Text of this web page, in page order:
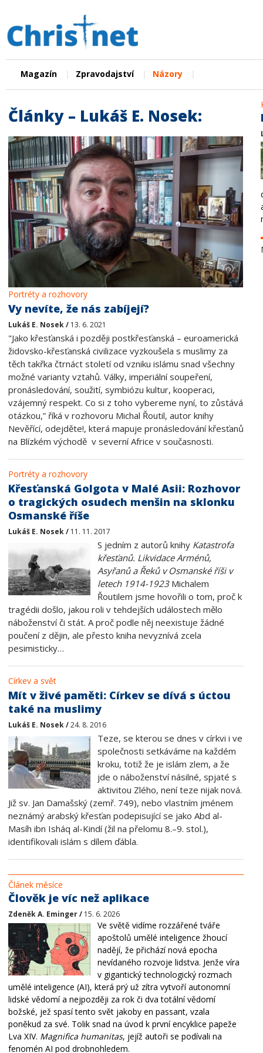
Magazín Zpravodajství Názory
Články – Lukáš E. Nosek:
Portréty a rozhovory
Vy nevíte, že nás zabíjejí?
Lukáš E. Nosek / 13. 6. 2021
"Jako křesťanská i později postkřesťanská – euroamerická
židovsko-křesťanská civilizace vyzkoušela s muslimy za
těch takřka čtrnáct století od vzniku islámu snad všechny
možné varianty vztahů. Války, imperiální soupeření,
pronásledování, soužití, symbiózu kultur, kooperaci,
vzájemný respekt. Co si z toho vybereme nyní, to zůstává
otázkou,” říká v rozhovoru Michal Řoutil, autor knihy
Nevěřící, odejděte!, která mapuje pronásledování křesťanů
na Blízkém východě v severní Africe v současnosti.
Portréty a rozhovory
Křesťanská Golgota v Malé Asii: Rozhovor
o tragických osudech menšin na sklonku
Osmanské říše
Lukáš E. Nosek / 11. 11. 2017
S jedním z autorů knihy Katastrofa
křesťanů. Likvidace Arménů,
Asyřanů a Řeků v Osmanské říši v
letech 1914-1923Michalem
Řoutilem jsme hovořili o tom, proč k
tragédii došlo, jakou roli v tehdejších událostech mělo
náboženství či stát. A proč podle něj neexistuje žádné
poučení z dějin, ale přesto kniha nevyznívá zcela
pesimisticky…
Církev a svět
Mít v živé paměti: Církev se dívá s úctou
také na muslimy
Lukáš E. Nosek /24. 8. 2016
Teze, se kterou se dnes v církvi i ve
společnosti setkáváme na každém
kroku, totiž že je islám zlem, a že
jde o náboženství násilné, spjaté s
aktivitou Zlého, není teze nijak nová.
Již sv. Jan Damašský (zemř. 749), nebo vlastním jménem
neznámý arabský křesťan podepisující se jako Abd al-
Masíh ibn Isháq al-Kindí (žil na přelomu 8.–9. stol.),
identifikovali islám s dílem ďábla.
Článek měsíce
Člověk je víc než aplikace
Zdeněk A. Eminger / 15. 6. 2026
Ve světě vidíme rozzářené tváře
apoštolů umělé inteligence žhoucí
nadějí, že přichází nová epocha
nevídaného rozvoje lidstva. Jenže víra
v gigantický technologický rozmach
umělé inteligence (AI), která prý už zítra vytvoří autonomní
lidské vědomí a nejpozději za rok či dva totální vědomí
božské, jež spasí tento svět jakoby en passant, vzala
poněkud za své. Tolik snad na úvod k první encyklice papeže
Lva XIV. Magnifica humanitas, jejíž autoři se podívali na
fenomén AI pod drobnohledem.